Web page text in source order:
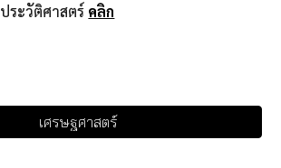
ประวัติศาสตร์ คลิก
เศรษฐศาสตร์